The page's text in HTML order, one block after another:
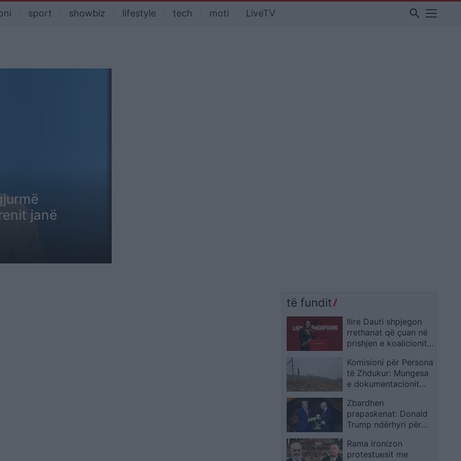
sport showbiz lifestyle tech moti LiveTV search
janë
të fundit
Ilire Dauti shpjegon
rrethanat që çuan në
prishjen e koalicionit
Ziadin Selës
Komisioni për Persona
të Zhdukur: Mungesa
e dokumentacionit
po e bëjnë të
ndërlikuar verifikimin
e varrezave masive
Zbardhen
prapaskenat: Donald
Trump ndërhyri për
kuq të Folarin Balogun
Rama ironizon
protestuesit me